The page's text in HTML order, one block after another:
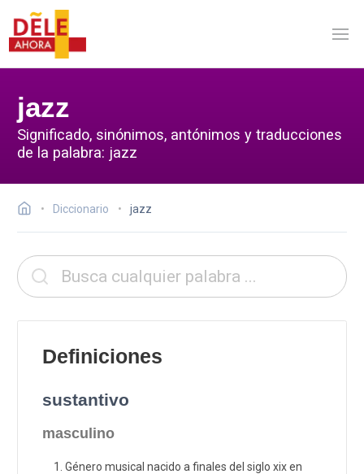
jazz
Significado, sinónimos, antónimos y traducciones
de la palabra: jazz
Diccionario jazz
Definiciones
sustantivo
masculino
Género musical nacido a finales del siglo xix en